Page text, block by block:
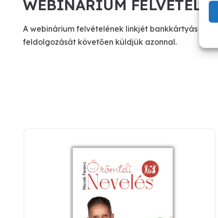
WEBINÁRIUM
A webinárium felvételének linkjét bankkártyás
feldolgozását követően küldjük azonnal.